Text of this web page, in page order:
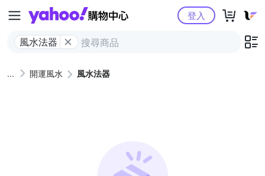
Yahoo購物中心
風水法器
登入
開運風水 風水法器